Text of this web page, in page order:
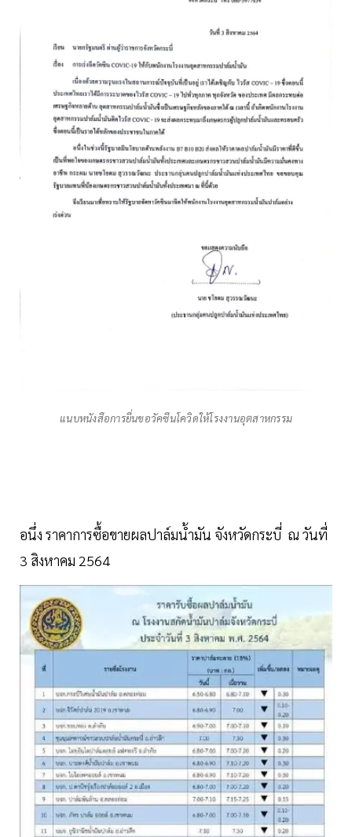
แนบหนังสือการยื่นขอวัคซีนโควิดให้โรงงานอุตสาหกรรม
อนึ่ง ราคาการซื้อขายผลปาล์มน้ำมัน จังหวัดกระบี่ ณ วันที่
3 สิงหาคม 2564